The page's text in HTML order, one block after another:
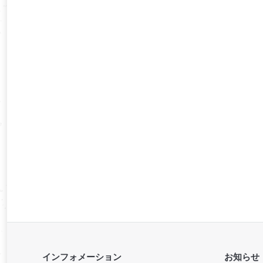
インフォメーション お知らせ